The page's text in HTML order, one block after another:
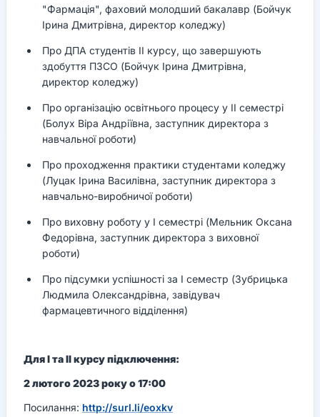
"Фармація", фаховий молодший бакалавр (Бойчук
Ірина Дмитрівна, директор коледжу)
Про ДПА студентів ІІ курсу, що завершують
здобуття ПЗСО (Бойчук Ірина Дмитрівна,
директор коледжу)
Про організацію освітнього процесу у ІІ семестрі
(Болух Віра Андріївна, заступник директора з
навчальної роботи)
Про проходження практики студентами коледжу
(Луцак Ірина Василівна, заступник директора з
навчально-виробничої роботи)
Про виховну роботу у І семестрі (Мельник Оксана
Федорівна, заступник директора з виховної
роботи)
Про підсумки успішності за І семестр (Зубрицька
Людмила Олександрівна, завідувач
фармацевтичного відділення)
Для І та ІІ курсу підключення:
2 лютого 2023 року о 17:00
Посилання: http://surl.li/eoxkv